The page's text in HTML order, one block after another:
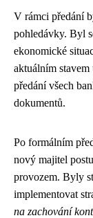
V rámci předání
pohledávky. Byl
ekonomické
aktuálním
předání všech
dokumentů.
Po formálním
nový majitel
provozem. Byly
implementovat
na zachování